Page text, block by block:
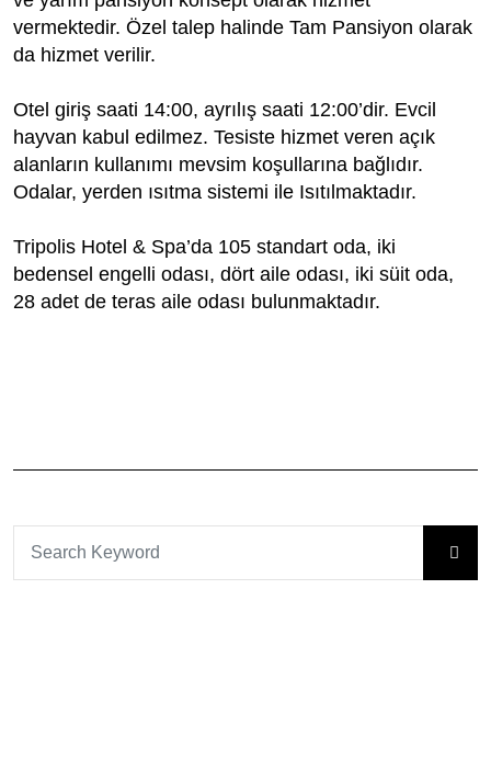
vermektedir. Özel talep halinde Tam Pansiyon olarak
da hizmet verilir.
Otel giriş saati 14:00, ayrılış saati 12:00’dir. Evcil
hayvan kabul edilmez. Tesiste hizmet veren açık
alanların kullanımı mevsim ko­şullarına bağlıdır.
Odalar, yerden ısıtma sistemi ile Isıtılmaktadır.
Tripolis Hotel & Spa’da 105 standart oda, iki
bedensel engelli odası, dört aile odası, iki süit oda,
28 adet de teras aile odası bulunmaktadır.